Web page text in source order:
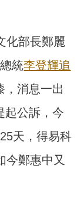
化部長鄭麗
統李登輝追
，消息一出
起公訴，今
天，得易科
今鄭惠中又